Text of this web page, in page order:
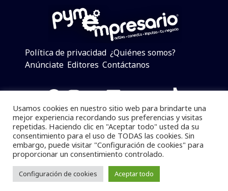
Política de privacidad ¿Quiénes somos?
Anúnciate Editores Contáctanos
Facebook
Instagram
Twitter
LinkedIn
Telegram
YouTube
TikTok
Pymempresario © 2025 Todos los derechos reservados.
Se prohibe el uso de la información total o parcial sin
dar referencia a la fuente.
Desarrollado poryalla ya!
Usamos cookies en nuestro sitio web para brindarte una
mejor experiencia recordando sus preferencias y visitas
repetidas. Haciendo clic en "Aceptar todo" usted da su
consentimiento para el uso de TODAS las cookies. Sin
embargo, puede visitar "Configuración de cookies" para
proporcionar un consentimiento controlado.
Configuración de cookies Aceptar todo